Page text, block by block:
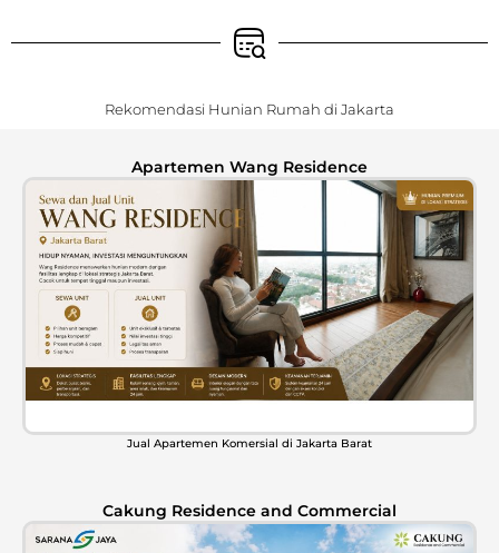
Rekomendasi Hunian Rumah di Jakarta
Apartemen Wang Residence
Jual Apartemen Komersial di Jakarta Barat
Cakung Residence and Commercial